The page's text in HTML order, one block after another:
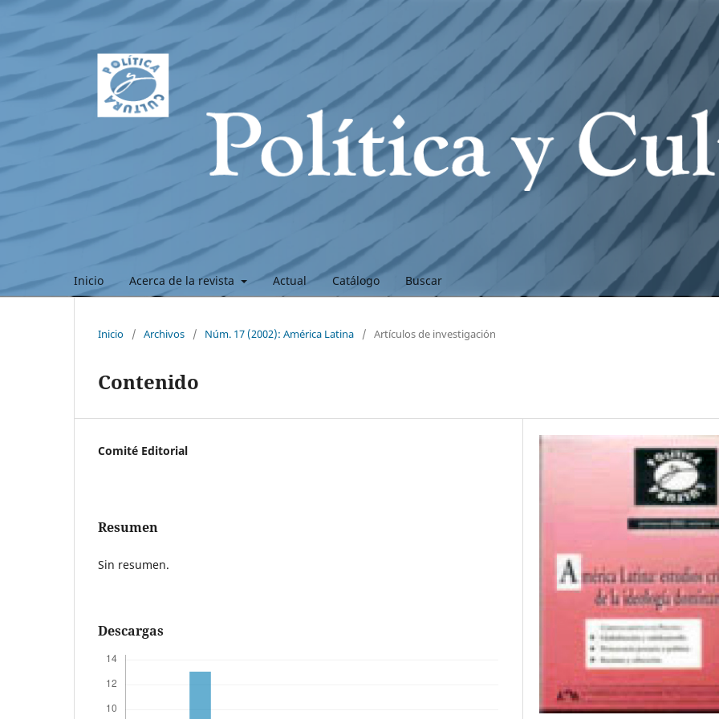
Inicio Acerca de la revista Actual Catálogo Buscar
Inicio / Archivos / Núm. 17 (2002): América Latina / Artículos de investigación
Contenido
Comité Editorial
Resumen
Sin resumen.
Descargas